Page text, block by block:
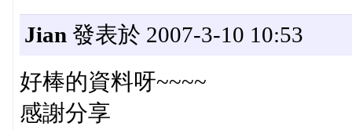
Jian 發表於 2007-3-10 10:53
好棒的資料呀~~~~
感謝分享